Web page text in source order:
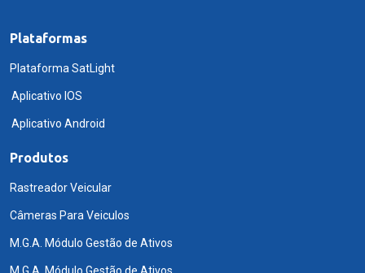
Plataformas
Plataforma SatLight
Aplicativo IOS
Aplicativo Android
Produtos
Rastreador Veicular
Câmeras Para Veiculos
M.G.A. Módulo Gestão de Ativos